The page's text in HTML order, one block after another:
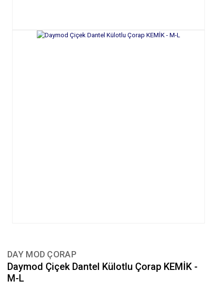
DAY MOD ÇORAP
Daymod Çiçek Dantel Külotlu Çorap KEMİK -
M-L